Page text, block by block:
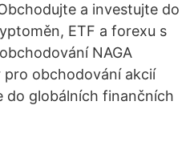
a investujte do
ETF a forexu s
NAGA
obchodování akcií
do globálních finančních